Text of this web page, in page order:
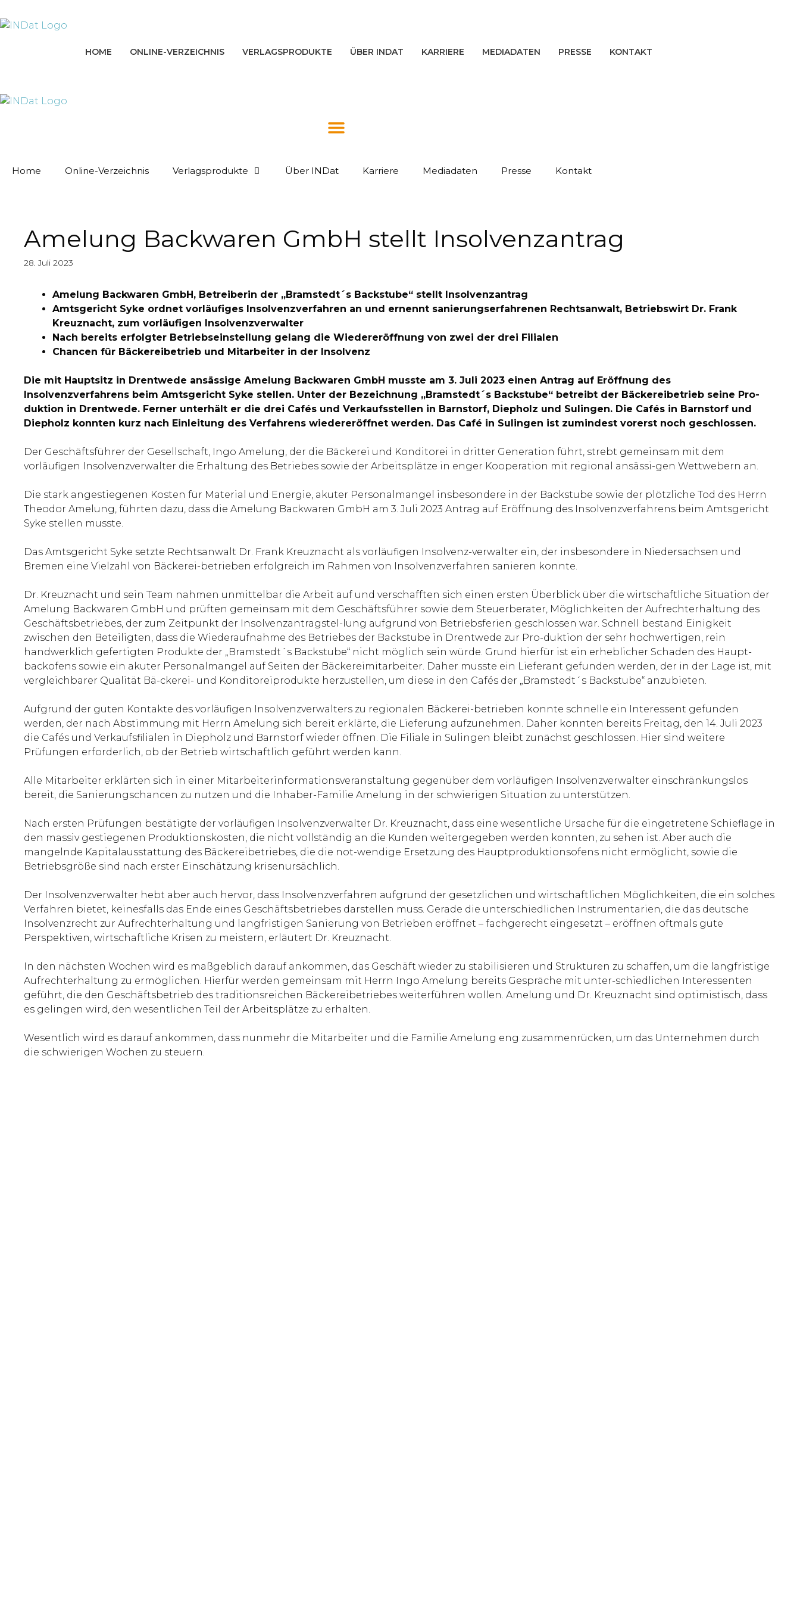
Inhalt
HOME ONLINE-VERZEICHNIS VERLAGSPRODUKTE ÜBER INDAT KARRIERE MEDIADATEN PRESSE KONTAKT
Home Online-Verzeichnis Verlagsprodukte Über INDat Karriere Mediadaten Presse Kontakt
Amelung Backwaren GmbH stellt Insolvenzantrag
28. Juli 2023
Amelung Backwaren GmbH, Betreiberin der „Bramstedt´s Backstube“ stellt Insolvenzantrag
Amtsgericht Syke ordnet vorläufiges Insolvenzverfahren an und ernennt sanierungserfahrenen Rechtsanwalt, Betriebswirt Dr. Frank
Kreuznacht, zum vorläufigen Insolvenzverwalter
Nach bereits erfolgter Betriebseinstellung gelang die Wiedereröffnung von zwei der drei Filialen
Chancen für Bäckereibetrieb und Mitarbeiter in der Insolvenz
Die mit Hauptsitz in Drentwede ansässige Amelung Backwaren GmbH musste am 3. Juli 2023 einen Antrag auf Eröffnung des
Insolvenzverfahrens beim Amtsgericht Syke stellen. Unter der Bezeichnung „Bramstedt´s Backstube“ betreibt der Bäckereibetrieb seine Pro-
duktion in Drentwede. Ferner unterhält er die drei Cafés und Verkaufsstellen in Barnstorf, Diepholz und Sulingen. Die Cafés in Barnstorf und
Diepholz konnten kurz nach Einleitung des Verfahrens wiedereröffnet werden. Das Café in Sulingen ist zumindest vorerst noch geschlossen.
Der Geschäftsführer der Gesellschaft, Ingo Amelung, der die Bäckerei und Konditorei in dritter Generation führt, strebt gemeinsam mit dem
vorläufigen Insolvenzverwalter die Erhaltung des Betriebes sowie der Arbeitsplätze in enger Kooperation mit regional ansässi-gen Wettwebern an.
Die stark angestiegenen Kosten für Material und Energie, akuter Personalmangel insbesondere in der Backstube sowie der plötzliche Tod des Herrn
Theodor Amelung, führten dazu, dass die Amelung Backwaren GmbH am 3. Juli 2023 Antrag auf Eröffnung des Insolvenzverfahrens beim Amtsgericht
Syke stellen musste.
Das Amtsgericht Syke setzte Rechtsanwalt Dr. Frank Kreuznacht als vorläufigen Insolvenz-verwalter ein, der insbesondere in Niedersachsen und
Bremen eine Vielzahl von Bäckerei-betrieben erfolgreich im Rahmen von Insolvenzverfahren sanieren konnte.
Dr. Kreuznacht und sein Team nahmen unmittelbar die Arbeit auf und verschafften sich einen ersten Überblick über die wirtschaftliche Situation der
Amelung Backwaren GmbH und prüften gemeinsam mit dem Geschäftsführer sowie dem Steuerberater, Möglichkeiten der Aufrechterhaltung des
Geschäftsbetriebes, der zum Zeitpunkt der Insolvenzantragstel-lung aufgrund von Betriebsferien geschlossen war. Schnell bestand Einigkeit
zwischen den Beteiligten, dass die Wiederaufnahme des Betriebes der Backstube in Drentwede zur Pro-duktion der sehr hochwertigen, rein
handwerklich gefertigten Produkte der „Bramstedt´s Backstube“ nicht möglich sein würde. Grund hierfür ist ein erheblicher Schaden des Haupt-
backofens sowie ein akuter Personalmangel auf Seiten der Bäckereimitarbeiter. Daher musste ein Lieferant gefunden werden, der in der Lage ist, mit
vergleichbarer Qualität Bä-ckerei- und Konditoreiprodukte herzustellen, um diese in den Cafés der „Bramstedt´s Backstube“ anzubieten.
Aufgrund der guten Kontakte des vorläufigen Insolvenzverwalters zu regionalen Bäckerei-betrieben konnte schnelle ein Interessent gefunden
werden, der nach Abstimmung mit Herrn Amelung sich bereit erklärte, die Lieferung aufzunehmen. Daher konnten bereits Freitag, den 14. Juli 2023
die Cafés und Verkaufsfilialen in Diepholz und Barnstorf wieder öffnen. Die Filiale in Sulingen bleibt zunächst geschlossen. Hier sind weitere
Prüfungen erforderlich, ob der Betrieb wirtschaftlich geführt werden kann.
Alle Mitarbeiter erklärten sich in einer Mitarbeiterinformationsveranstaltung gegenüber dem vorläufigen Insolvenzverwalter einschränkungslos
bereit, die Sanierungschancen zu nutzen und die Inhaber-Familie Amelung in der schwierigen Situation zu unterstützen.
Nach ersten Prüfungen bestätigte der vorläufigen Insolvenzverwalter Dr. Kreuznacht, dass eine wesentliche Ursache für die eingetretene Schieflage in
den massiv gestiegenen Produktionskosten, die nicht vollständig an die Kunden weitergegeben werden konnten, zu sehen ist. Aber auch die
mangelnde Kapitalausstattung des Bäckereibetriebes, die die not-wendige Ersetzung des Hauptproduktionsofens nicht ermöglicht, sowie die
Betriebsgröße sind nach erster Einschätzung krisenursächlich.
Der Insolvenzverwalter hebt aber auch hervor, dass Insolvenzverfahren aufgrund der gesetzlichen und wirtschaftlichen Möglichkeiten, die ein solches
Verfahren bietet, keinesfalls das Ende eines Geschäftsbetriebes darstellen muss. Gerade die unterschiedlichen Instrumentarien, die das deutsche
Insolvenzrecht zur Aufrechterhaltung und langfristigen Sanierung von Betrieben eröffnet – fachgerecht eingesetzt – eröffnen oftmals gute
Perspektiven, wirtschaftliche Krisen zu meistern, erläutert Dr. Kreuznacht.
In den nächsten Wochen wird es maßgeblich darauf ankommen, das Geschäft wieder zu stabilisieren und Strukturen zu schaffen, um die langfristige
Aufrechterhaltung zu ermöglichen. Hierfür werden gemeinsam mit Herrn Ingo Amelung bereits Gespräche mit unter-schiedlichen Interessenten
geführt, die den Geschäftsbetrieb des traditionsreichen Bäckereibetriebes weiterführen wollen. Amelung und Dr. Kreuznacht sind optimistisch, dass
es gelingen wird, den wesentlichen Teil der Arbeitsplätze zu erhalten.
Wesentlich wird es darauf ankommen, dass nunmehr die Mitarbeiter und die Familie Amelung eng zusammenrücken, um das Unternehmen durch
die schwierigen Wochen zu steuern.